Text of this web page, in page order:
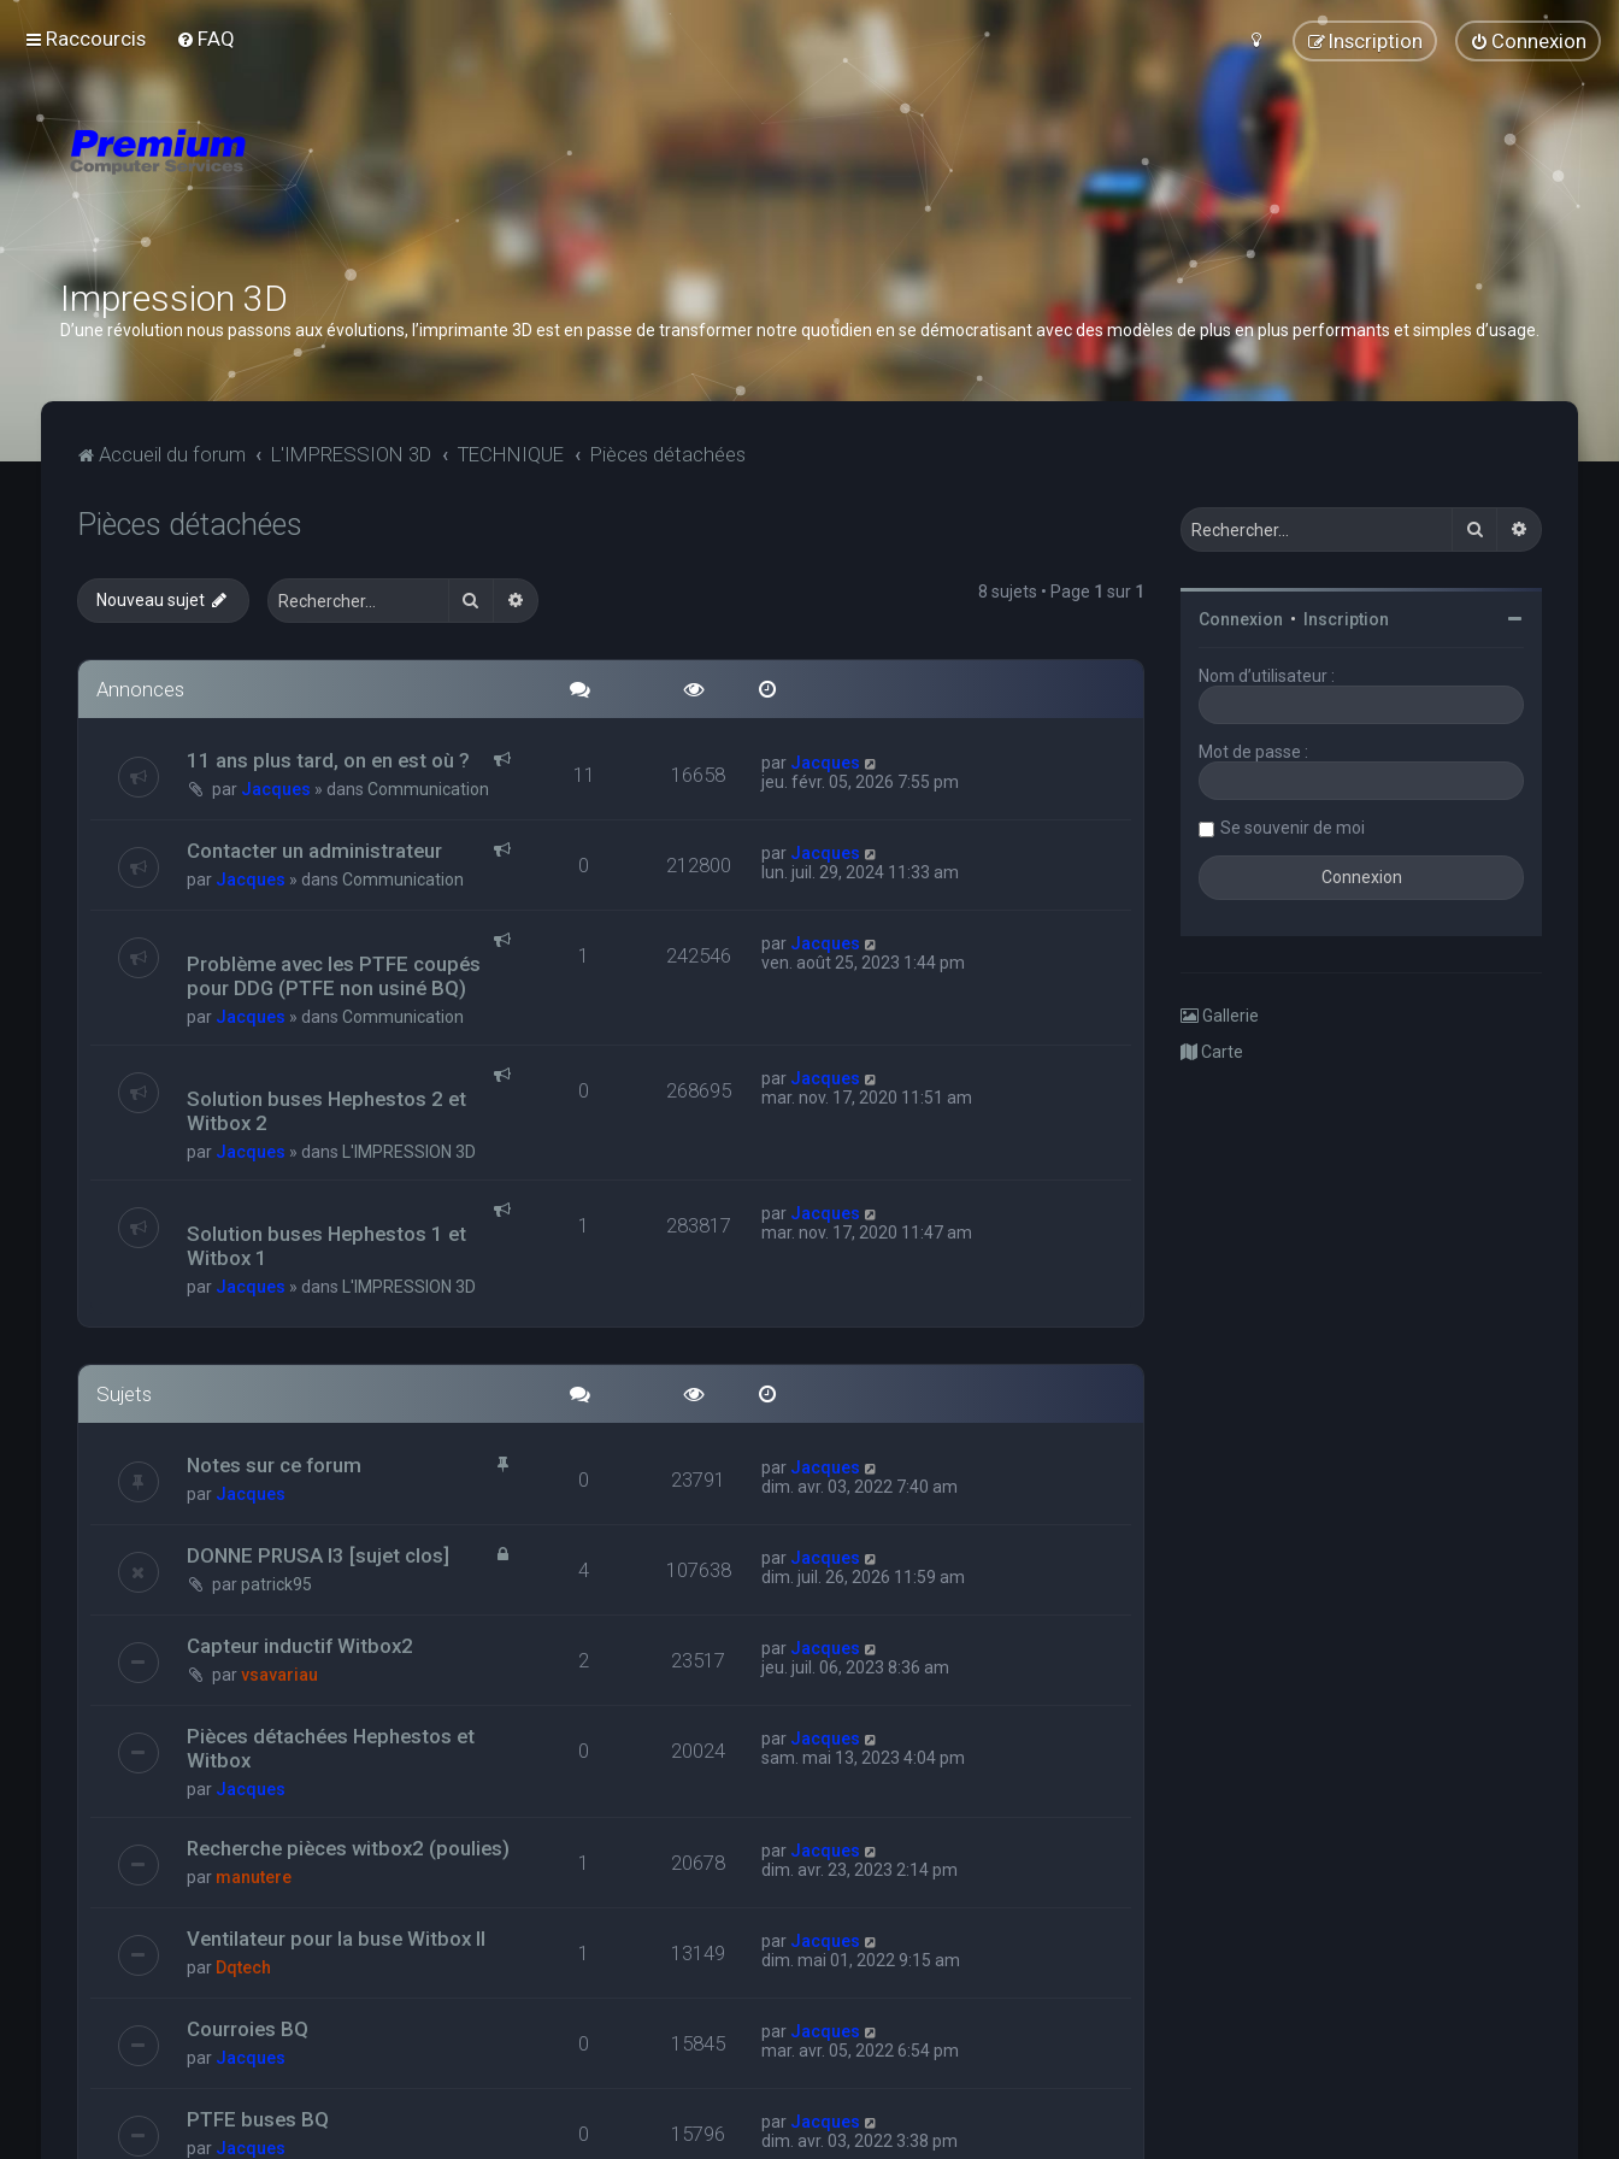
Raccourcis FAQ Connexion
Inscription
Impression 3D
D’une révolution nous passons aux évolutions, l’imprimante 3D est en passe de transformer notre quotidien en se démocratisant avec des modèles de plus en plus performants et simples d’usage.
Accueil du forum L'IMPRESSION 3D TECHNIQUE Pièces détachées
Pièces détachées
Nouveau sujet RechercherRecherche avancée 8 sujets • Page 1 sur 1
Annonces
11 ans plus tard, on en est où ?
par Jacques » dans Communication
11 16658 par Jacques
jeu. févr. 05, 2026 7:55 pm
Contacter un administrateur
par Jacques » dans Communication
0 212800 par Jacques
lun. juil. 29, 2024 11:33 am
Problème avec les PTFE coupés
pour DDG (PTFE non usiné BQ)
par Jacques » dans Communication
1 242546 par Jacques
ven. août 25, 2023 1:44 pm
Solution buses Hephestos 2 et
Witbox 2
par Jacques » dans L'IMPRESSION 3D
0 268695 par Jacques
mar. nov. 17, 2020 11:51 am
Solution buses Hephestos 1 et
Witbox 1
par Jacques » dans L'IMPRESSION 3D
1 283817 par Jacques
mar. nov. 17, 2020 11:47 am
Sujets
Notes sur ce forum
par Jacques
0 23791 par Jacques
dim. avr. 03, 2022 7:40 am
DONNE PRUSA I3 [sujet clos]
par patrick95
4 107638 par Jacques
dim. juil. 26, 2026 11:59 am
Capteur inductif Witbox2
parvsavariau
2 23517 par Jacques
jeu. juil. 06, 2023 8:36 am
Pièces détachées Hephestos et
Witbox
par Jacques
0 20024 par Jacques
sam. mai 13, 2023 4:04 pm
Recherche pièces witbox2 (poulies)
par manutere
1 20678 par Jacques
dim. avr. 23, 2023 2:14 pm
Ventilateur pour la buse Witbox II
par Dqtech
1 13149 par Jacques
dim. mai 01, 2022 9:15 am
Courroies BQ
par Jacques
0 15845 par Jacques
mar. avr. 05, 2022 6:54 pm
PTFE buses BQ
par Jacques
0 15796 par Jacques
dim. avr. 03, 2022 3:38 pm
Rechercher
Connexion • Inscription
Nom d’utilisateur :
Mot de passe :
Se souvenir de moi
Gallerie
Carte